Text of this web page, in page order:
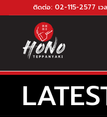
ติดต่อ: 02-115-2577 เ